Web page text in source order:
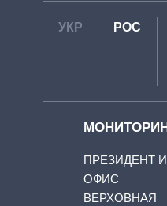
УКР РОС
ПРЕЗИДЕНТ И
ОФИС
ВЕРХОВНАЯ